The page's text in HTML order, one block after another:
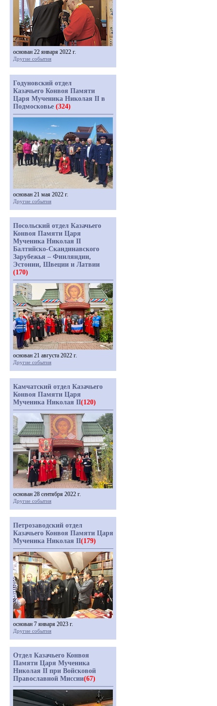
основан 22 января 2022 г.
Другие события
Годуновский отдел
Казачьего Конвоя Памяти
Царя Мученика Николая II в
Подмосковье (324)
основан 21 мая 2022 г.
Другие события
Посольский отдел Казачьего
Конвоя Памяти Царя
Мученика Николая II
Балтийско-Скандинавского
Зарубежья – Финляндии,
Эстонии, Швеции и Латвии
(170)
основан 21 августа 2022 г.
Другие события
Камчатский отдел Казачьего
Конвоя Памяти Царя
Мученика Николая II(120)
основан 28 сентября 2022 г.
Другие события
Петрозаводский отдел
Казачьего Конвоя Памяти Царя
Мученика Николая II(179)
основан 7 января 2023 г.
Другие события
Отдел Казачьего Конвоя
Памяти Царя Мученика
Николая II при Войсковой
Православной Миссии(67)